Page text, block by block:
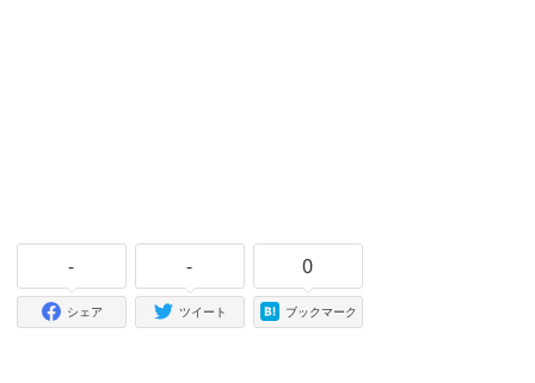
-
シェア
-
ツイート
0
ブックマーク